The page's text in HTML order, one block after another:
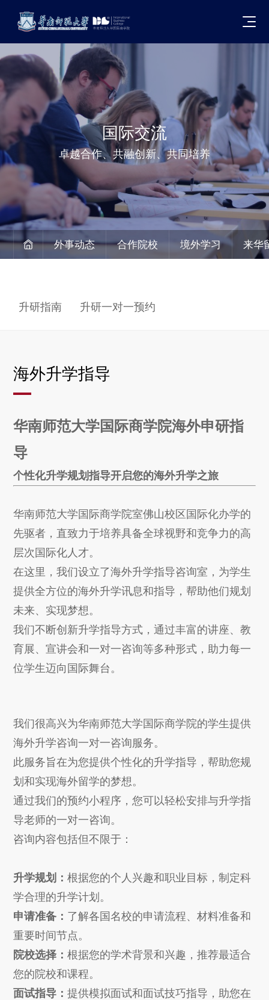
国际交流
卓越合作、共融创新、共同培养
外事动态 合作院校 境外学习 来华
升研指南 升研一对一预约
海外升学指导
华南师范大学国际商学院海外申研指
导
个性化升学规划指导开启您的海外升学之旅
华南师范大学国际商学院室佛山校区国际化办学的
先驱者，直致力于培养具备全球视野和竞争力的高
层次国际化人才。
在这里，我们设立了海外升学指导咨询室，为学生
提供全方位的海外升学讯息和指导，帮助他们规划
未来、实现梦想。
我们不断创新升学指导方式，通过丰富的讲座、教
育展、宣讲会和一对一咨询等多种形式，助力每一
位学生迈向国际舞台。
我们很高兴为华南师范大学国际商学院的学生提供
海外升学咨询一对一咨询服务。
此服务旨在为您提供个性化的升学指导，帮助您规
划和实现海外留学的梦想。
通过我们的预约小程序，您可以轻松安排与升学指
导老师的一对一咨询。
咨询内容包括但不限于：
升学规划：根据您的个人兴趣和职业目标，制定科
学合理的升学计划。
申请准备： 了解各国名校的申请流程、材料准备和
重要时间节点。
院校选择：根据您的学术背景和兴趣，推荐最适合
您的院校和课程。
面试指导：提供模拟面试和面试技巧指导，助您在